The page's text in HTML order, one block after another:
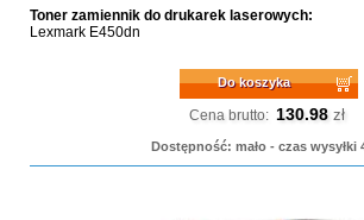
Toner zamiennik do drukarek laserowych:
Lexmark E450dn
Do koszyka
Cena brutto: 130.98 zł
Dostępność: mało - czas wysyłki